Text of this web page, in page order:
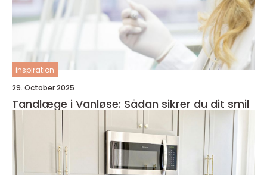
inspiration
29. October 2025
Tandlæge i Vanløse: Sådan sikrer du dit smil